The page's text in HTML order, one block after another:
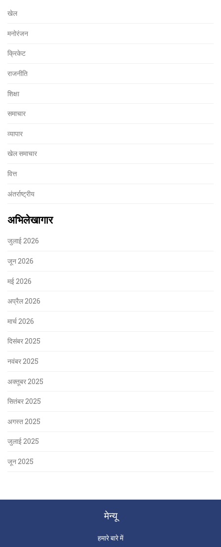
खेल
मनोरंजन
क्रिकेट
राजनीति
शिक्षा
समाचार
व्यापार
खेल समाचार
वित्त
अंतर्राष्ट्रीय
अभिलेखागार
जुलाई 2026
जून 2026
मई 2026
अप्रैल 2026
मार्च 2026
दिसंबर 2025
नवंबर 2025
अक्तूबर 2025
सितंबर 2025
अगस्त 2025
जुलाई 2025
जून 2025
मेन्यू
हमारे बारे में